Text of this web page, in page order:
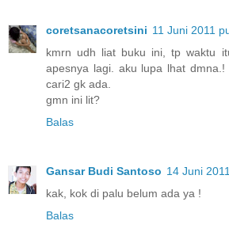
coretsanacoretsini 11 Juni 2011
kmrn udh liat buku ini, tp waktu
apesnya lagi. aku lupa lhat
cari2 gk ada.
gmn ini lit?
Balas
Gansar Budi Santoso 14 Juni
kak, kok di palu belum ada ya !
Balas